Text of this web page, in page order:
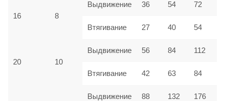
16 8
Выдвижение 36 54 72
Втягивание 27 40 54
20 10
Выдвижение 56 84 112
Втягивание 42 63 84
Выдвижение 88 132 176